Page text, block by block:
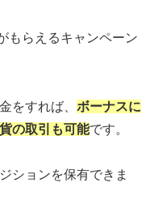
もらえるキャンペーン
をすれば、 ボーナスに
の取引も可能です。
ションを保有できま